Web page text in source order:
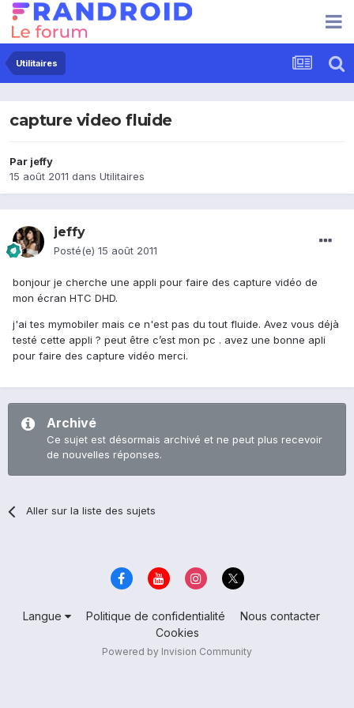
Utilitaires
capture video fluide
Par jeffy
15 août 2011 dans Utilitaires
jeffy
Posté(e) 15 août 2011
bonjour je cherche une appli pour faire des capture vidéo de
mon écran HTC DHD.
j'ai tes mymobiler mais ce n'est pas du tout fluide. Avez vous déjà
testé cette appli ? peut être c’est mon pc . avez une bonne apli
pour faire des capture vidéo merci.
Archivé
Ce sujet est désormais archivé et ne peut plus recevoir
de nouvelles réponses.
Aller sur la liste des sujets
Langue Politique de confidentialité
Nous contacter
Cookies
Powered by Invision Community